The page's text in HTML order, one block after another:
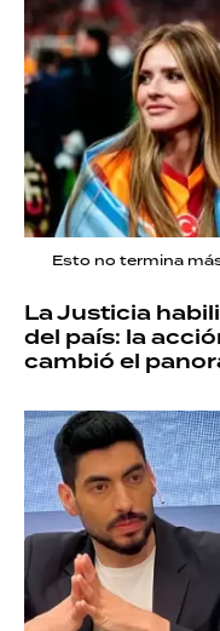
Esto no termina
La Justicia
del país: la
cambió el